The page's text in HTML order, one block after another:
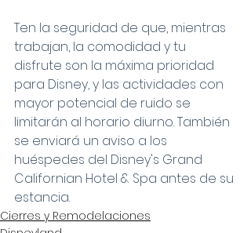
Ten la seguridad de que, mientras
trabajan, la comodidad y tu
disfrute son la máxima prioridad
para Disney, y las actividades con
mayor potencial de ruido se
limitarán al horario diurno. También
se enviará un aviso a los
huéspedes del Disney's Grand
Californian Hotel & Spa antes de su
estancia.
Cierres y Remodelaciones